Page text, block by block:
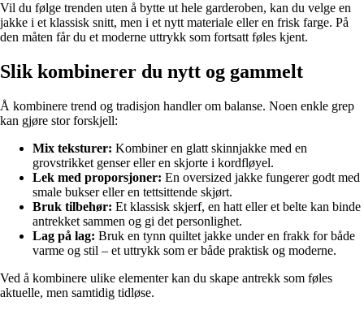
Vil du følge trenden uten å bytte ut hele garderoben, kan du velge en
jakke i et klassisk snitt, men i et nytt materiale eller en frisk farge. På
den måten får du et moderne uttrykk som fortsatt føles kjent.
Slik kombinerer du nytt og gammelt
Å kombinere trend og tradisjon handler om balanse. Noen enkle grep
kan gjøre stor forskjell:
Mix teksturer: Kombiner en glatt skinnjakke med en
grovstrikket genser eller en skjorte i kordfløyel.
Lek med proporsjoner: En oversized jakke fungerer godt med
smale bukser eller en tettsittende skjørt.
Bruk tilbehør: Et klassisk skjerf, en hatt eller et belte kan binde
antrekket sammen og gi det personlighet.
Lag på lag: Bruk en tynn quiltet jakke under en frakk for både
varme og stil – et uttrykk som er både praktisk og moderne.
Ved å kombinere ulike elementer kan du skape antrekk som føles
aktuelle, men samtidig tidløse.